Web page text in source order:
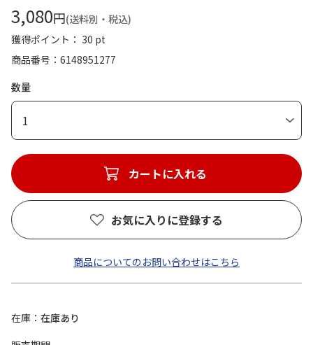
3,080円(送料別・税込)
獲得ポイント： 30 pt
商品番号
6148951277
数量
1
カートに入れる
お気に入りに登録する
商品についてのお問い合わせはこちら
在庫
在庫あり